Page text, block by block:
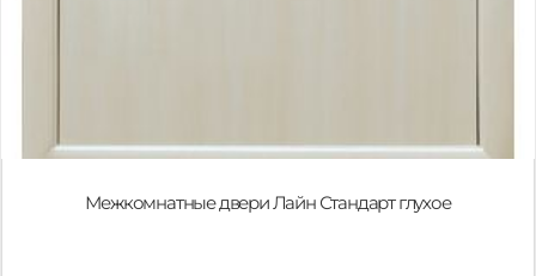
Межкомнатные двери Лайн Стандарт глухое